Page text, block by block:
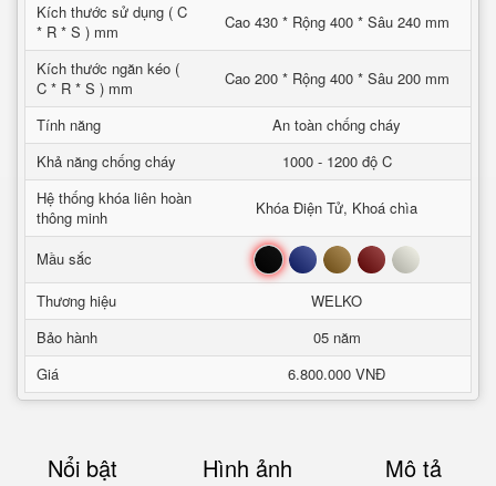
Kích thước sử dụng ( C
* R * S ) mm
Cao 430 * Rộng 400 * Sâu 240 mm
Kích thước ngăn kéo (
C * R * S ) mm
Cao 200 * Rộng 400 * Sâu 200 mm
Tính năng
An toàn chống cháy
Khả năng chống cháy
1000 - 1200 độ C
Hệ thống khóa liên hoàn
thông minh
Khóa Điện Tử, Khoá chìa
Mầu sắc Đen Xanh Nâu Đỏ Trắng
Thương hiệu
WELKO
Bảo hành
05 năm
Giá
6.800.000 VNĐ
Nổi bật Hình ảnh Mô tả